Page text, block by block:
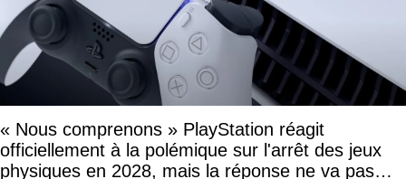
« Nous comprenons » PlayStation réagit
officiellement à la polémique sur l'arrêt des jeux
physiques en 2028, mais la réponse ne va pas